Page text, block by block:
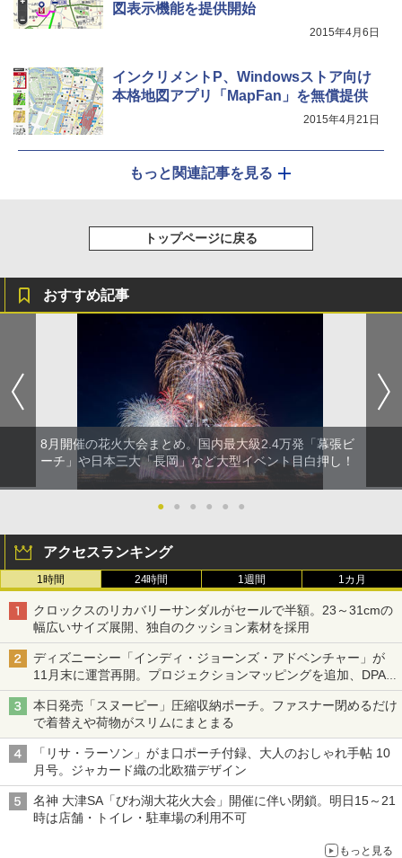
図表示機能を提供開始
2015年4月6日
インクリメントP、Windowsストア向け
本格地図アプリ「MapFan」を無償提供
2015年4月21日
もっと関連記事を見る
トップページに戻る
おすすめ記事
8月開催の花火大会まとめ。国内最大級2.4万発「幕張ビ
ーチ」や日本三大「長岡」など大型イベント目白押し！
● ● ● ● ● ●
アクセスランキング
1時間 24時間 1週間 1カ月
クロックスのリカバリーサンダルがセールで半額。23～31cmの
幅広いサイズ展開、独自のクッション素材を採用
ディズニーシー「インディ・ジョーンズ・アドベンチャー」が
11月末に運営再開。プロジェクションマッピングを追加、DPA
は1500円
本日発売「スヌーピー」圧縮収納ポーチ。ファスナー閉めるだけ
で着替えや荷物がスリムにまとまる
「リサ・ラーソン」がま口ポーチ付録、大人のおしゃれ手帖 10
月号。ジャカード織の北欧猫デザイン
名神 大津SA「びわ湖大花火大会」開催に伴い閉鎖。明日15～21
時は店舗・トイレ・駐車場の利用不可
もっと見る